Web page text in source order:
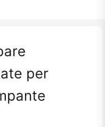
per